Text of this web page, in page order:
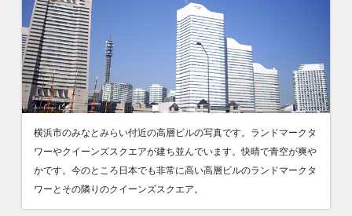
横浜市のみなとみらい付近の高層ビルの写真です。ランドマークタ
ワーやクイーンズスクエアが建ち並んでいます。快晴で青空が爽や
かです。今のところ日本でも非常に高い高層ビルのランドマークタ
ワーとその隣りのクイーンズスクエア。